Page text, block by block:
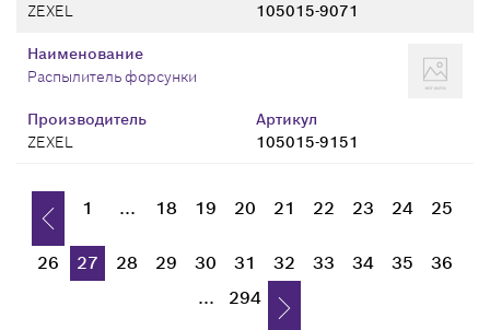
ZEXEL
105015-9071
Производитель
ZEXEL
Артикул
105015-9151
Наименование
Распылитель форсунки
1 ... 18 19 20 21 22 23 24 25
26 27 28 29 30 31 32 33 34 35
36
...
294